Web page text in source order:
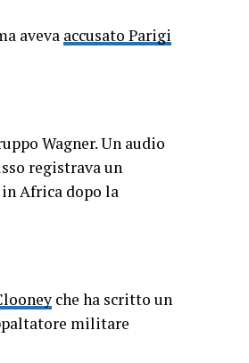
aveva accusato Parigi
Wagner. Un audio
registrava un
Africa dopo la
che ha scritto un
militare